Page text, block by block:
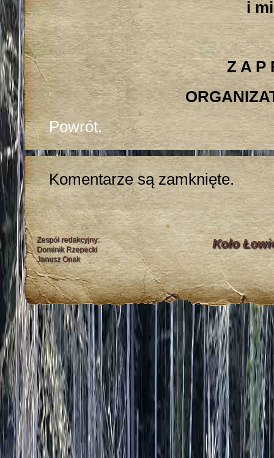
i
Z A P
Powrót.
Komentarze są zamknięte.
Zespół redakcyjny:
Dominik Rzepecki
Janusz Onak
Koło